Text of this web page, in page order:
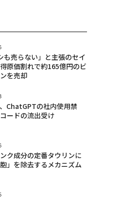
も売らない」と主張のセイ
原価割れで約165億円のビ
を売却
ChatGPTの社内使用禁
ードの流出受け
ク成分の定番タウリンに
胞」を除去するメカニズム